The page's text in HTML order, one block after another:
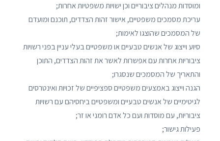
ומוסדות מנהלים ציבוריים וכן ישויות משפטיות אחרות;
עריכת מסמכים משפטיים, אישור זהות הצדדים, תוכנם ומועדם
של המסמכים שהוצגו לאימות;
סיוע וייצוג של אנשים טבעיים או משפטיים בעלי עניין בפני רשויות
ציבוריות אחרות עם אפשרות לאשר את זהות הצדדים, התוכן
והתאריך של המסמכים שנסגרו;
הגנה וייצוג באמצעים משפטיים ספציפיים של זכויות ואינטרסים
לגיטימיים של אנשים טבעיים ומשפטיים ביחסיהם עם רשויות
ציבוריות, עם מוסדות ועם כל אדם רומני או זר;
פעילות גישור;